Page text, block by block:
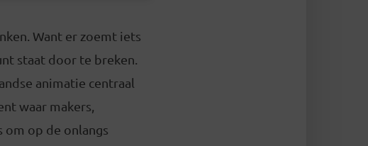
Want er zoemt iets
staat door te breken.
animatie centraal
waar makers,
om op de onlangs